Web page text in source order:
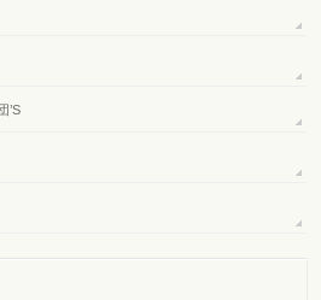
’S